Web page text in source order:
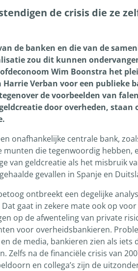
de crisis die ze
de banken en die van de
zou dit kunnen
Wim Boonstra het
Harrie Verban voor een
de voorbeelden van
door overheden,
onafhankelijke centrale bank,
munten die tegenwoordig hebben,
van geldcreatie als het misbruik
gevallen in Spanje en
ontbreekt een degelijke
gaat in zekere mate ook op
op de afwenteling van private
voor overheidsbankieren.
de media, bankieren zien als
Zelfs na de financiële crisis van
en collega’s zijn de